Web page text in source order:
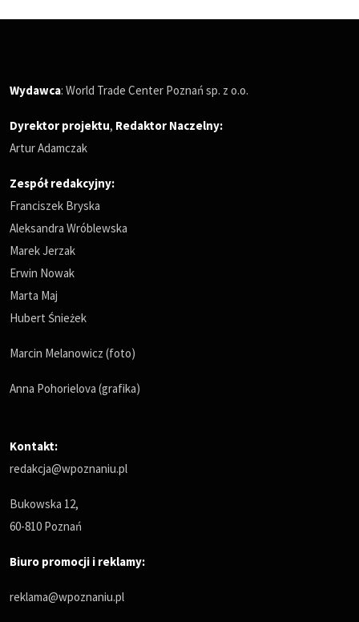
Wydawca: World Trade Center Poznań sp. z o.o.
Dyrektor projektu, Redaktor Naczelny:
Artur Adamczak
Zespół redakcyjny:
Franciszek Bryska
Aleksandra Wróblewska
Marek Jerzak
Erwin Nowak
Marta Maj
Hubert Śnieżek
Marcin Melanowicz (foto)
Anna Pohorielova (grafika)
Kontakt:
redakcja@wpoznaniu.pl
Bukowska 12,
60-810 Poznań
Biuro promocji i reklamy:
reklama@wpoznaniu.pl